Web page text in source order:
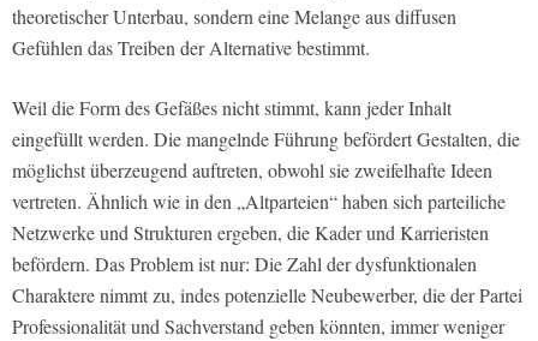
theoretischer Unterbau, sondern eine Melange aus diffusen
Gefühlen das Treiben der Alternative bestimmt.
Weil die Form des Gefäßes nicht stimmt, kann jeder Inhalt
eingefüllt werden. Die mangelnde Führung befördert Gestalten, die
möglichst überzeugend auftreten, obwohl sie zweifelhafte Ideen
vertreten. Ähnlich wie in den „Altparteien“ haben sich parteiliche
Netzwerke und Strukturen ergeben, die Kader und Karrieristen
befördern. Das Problem ist nur: Die Zahl der dysfunktionalen
Charaktere nimmt zu, indes potenzielle Neubewerber, die der Partei
Professionalität und Sachverstand geben könnten, immer weniger